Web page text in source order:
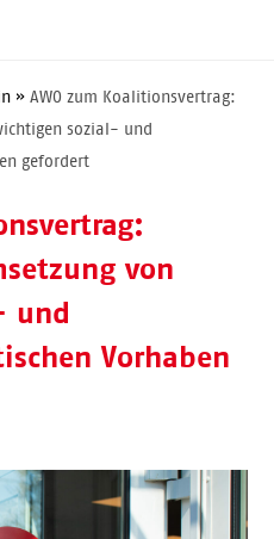
»AWO zum Koalitionsvertrag:
sozial- und
gefordert
von
und
Vorhaben